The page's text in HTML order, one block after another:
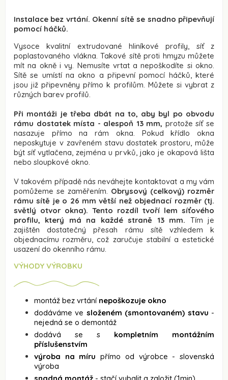
Instalace bez vrtání. Okenní sítě se snadno připevňují
pomocí háčků.
Vysoce kvalitní extrudované hliníkové profily, síť z
poplastovaného vlákna. Takové sítě proti hmyzu můžete
mít na okně i vy. Nemusíte vrtat a nepoškodíte si okno.
Sítě se umístí na okno a připevní pomocí háčků, které
jsou již připevněny přímo k profilům. Můžete si vybrat z
různých barev profilů
Při montáži je třeba dbát na to, aby byl po obvodu
rámu dostatek místa - alespoň 13 mm, protože síť se
nasazuje přímo na rám okna. Pokud křídlo okna
neposkytuje v zavřeném stavu dostatek prostoru, může
být síť vytlačena, zejména u prvků, jako je okapová lišta
nebo sloupkové okno.
V takovém případě nás neváhejte kontaktovat a my vám
pomůžeme se zaměřením. Obrysový (celkový) rozměr
rámu sítě je o 26 mm větší než objednací rozměr (tj.
světlý otvor okna). Tento rozdíl tvoří lem síťového
profilu, který má na každé straně 13 mm. Tím je
zajištěn dostatečný přesah rámu sítě vzhledem k
objednacímu rozměru, což zaručuje stabilní a estetické
usazení do okenního rámu.
VÝHODY VÝROBKU
montáž bez vrtání nepoškozuje okno
dodáváme ve složeném (smontovaném) stavu -
nejedná se o demontáž
dodává se s kompletním montážním
příslušenstvím
výroba na míru přímo od výrobce - slovenská
výroba